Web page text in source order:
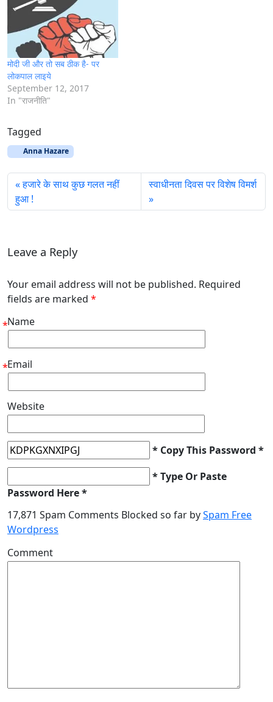
मोदी जी और तो सब ठीक है- पर
लोकपाल लाइये
September 12, 2017
In "राजनीति"
Tagged
Anna Hazare
हजारे के साथ कुछ गलत नहीं
हुआ !
स्वाधीनता दिवस पर विशेष विमर्श
Leave a Reply
Your email address will not be published. Required
fields are marked *
Name
*
Email
*
Website
* Copy This Password *
* Type Or Paste
Password Here *
17,871 Spam Comments Blocked so far bySpam Free
Wordpress
Comment